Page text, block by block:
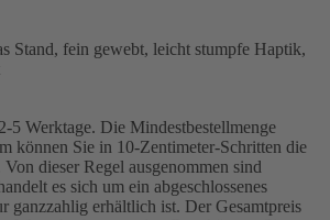
Stand, fein gewebt, leicht stumpfe Haptik,
5 Werktage. Die Mindestbestellmenge
können Sie in 10-Zentimeter-Schritten die
dieser Regel ausgenommen sind
es sich um ein abgeschlossenes
ganzzahlig erhältlich ist. Der Gesamtpreis